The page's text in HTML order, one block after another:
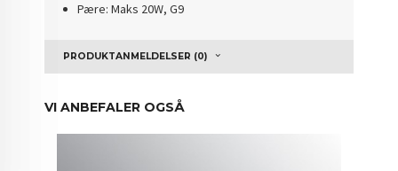
Pære: Maks 20W, G9
PRODUKTANMELDELSER (0)
VI ANBEFALER OGSÅ